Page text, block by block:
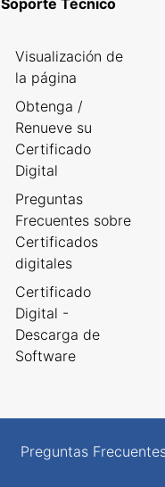
Soporte Técnico
Visualización de
la página
Obtenga /
Renueve su
Certificado
Digital
Preguntas
Frecuentes sobre
Certificados
digitales
Certificado
Digital -
Descarga de
Software
Preguntas